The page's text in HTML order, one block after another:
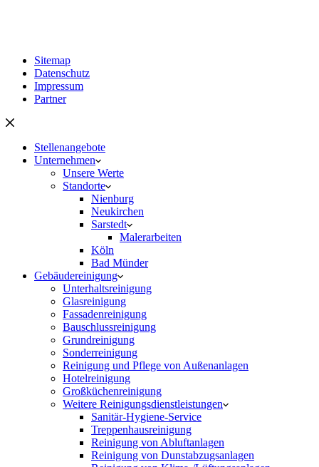
Sitemap
Datenschutz
Impressum
Partner
Stellenangebote
Unternehmen
Unsere Werte
Standorte
Nienburg
Neukirchen
Sarstedt
Malerarbeiten
Köln
Bad Münder
Gebäudereinigung
Unterhaltsreinigung
Glasreinigung
Fassadenreinigung
Bauschlussreinigung
Grundreinigung
Sonderreinigung
Reinigung und Pflege von Außenanlagen
Hotelreinigung
Großküchenreinigung
Weitere Reinigungsdienstleistungen
Sanitär-Hygiene-Service
Treppenhausreinigung
Reinigung von Abluftanlagen
Reinigung von Dunstabzugsanlagen